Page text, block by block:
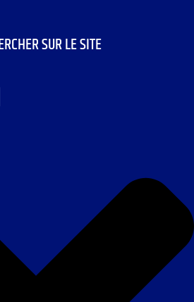
SUR LE SITE